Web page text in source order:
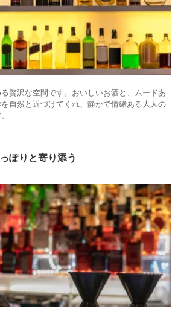
贅沢な空間です。おいしいお酒と、ムードあ
自然と近づけてくれ、静かで情緒ある大人の
ぽりと寄り添う